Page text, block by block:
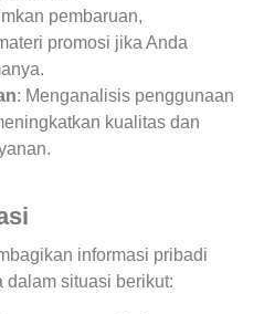
pembaruan,
promosi jika Anda
: Menganalisis penggunaan
kualitas dan
informasi pribadi
situasi berikut: